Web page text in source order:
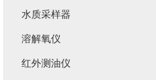
水质采样器
溶解氧仪
红外测油仪